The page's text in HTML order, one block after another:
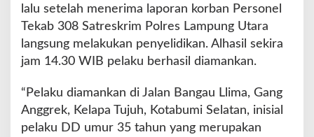
lalu setelah menerima laporan korban Personel
Tekab 308 Satreskrim Polres Lampung Utara
langsung melakukan penyelidikan. Alhasil sekira
jam 14.30 WIB pelaku berhasil diamankan.
“Pelaku diamankan di Jalan Bangau Llima, Gang
Anggrek, Kelapa Tujuh, Kotabumi Selatan, inisial
pelaku DD umur 35 tahun yang merupakan